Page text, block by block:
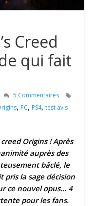
Creed
qui fait
5 Commentaires
, PC, PS4, test avis
Origins ! Après
auprès des
bâclé, le
pris la sage décision
ce nouvel opus… 4
pour les fans.